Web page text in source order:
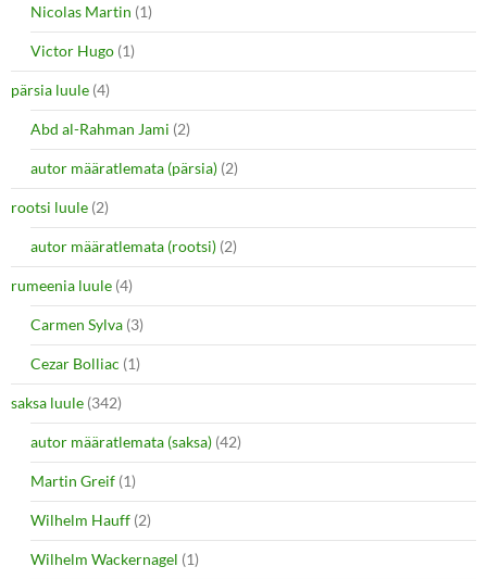
Nicolas Martin (1)
Victor Hugo (1)
pärsia luule (4)
Abd al-Rahman Jami (2)
autor määratlemata (pärsia) (2)
rootsi luule (2)
autor määratlemata (rootsi) (2)
rumeenia luule (4)
Carmen Sylva (3)
Cezar Bolliac (1)
saksa luule (342)
autor määratlemata (saksa) (42)
Martin Greif (1)
Wilhelm Hauff (2)
Wilhelm Wackernagel (1)